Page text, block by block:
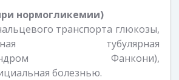
нормогликемии)
транспорта глюкозы,
тубулярная
Фанкони),
болезнью.